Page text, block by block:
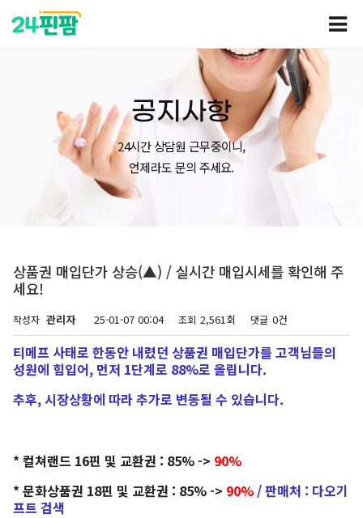
공지사항
24시간 상담원 근무중이니,
언제라도 문의 주세요.
상품권 매입단가 상승(▲) / 실시간 매입시세를 확인해 주
세요!
작성자 관리자 25-01-07 00:04 조회 2,561회 댓글 0건
티메프 사태로 한동안 내렸던 상품권 매입단가를 고객님들의
성원에 힘입어, 먼저 1단계로 88%로 올립니다.
추후, 시장상황에 따라 추가로 변동될 수 있습니다.
* 컬쳐랜드 16핀 및 교환권 : 85% -> 90%
* 문화상품권 18핀 및 교환권 : 85% -> 90%/ 판매처 : 다오기
프트 검색